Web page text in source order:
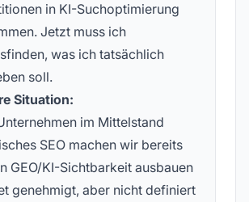
in KI-Suchoptimierung
Jetzt muss ich
was ich tatsächlich
soll.
Situation:
im Mittelstand
SEO machen wir bereits
GEO/KI-Sichtbarkeit ausbauen
genehmigt, aber nicht definiert